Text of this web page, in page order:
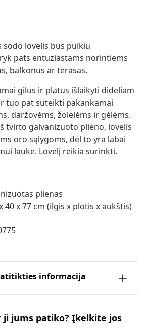
sodo lovelis bus puikiu
pats entuziastams norintiems
balkonus ar terasas.
gilus ir platus išlaikyti dideliam
tuo pat suteikti pakankamai
daržovėms, žolelėms ir gėlėms.
tvirto galvanizuoto plieno, lovelis
oro sąlygoms, dėl to yra labai
lauke. Lovelį reikia surinkti.
plienas
40 x 77 cm (ilgis x plotis x aukštis)
informacija
jums patiko? Įkelkite jos